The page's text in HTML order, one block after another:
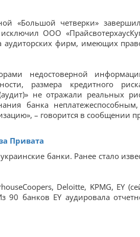
«Большой четверки»
ООО
аудиторских фирм, имеющих
недостоверной
размера кредитного
не отражали реальных
банка
– говорится в сообщении
Привата
банки. Ранее стало
Deloitte, KPMG, EY
90 банков EY аудировала